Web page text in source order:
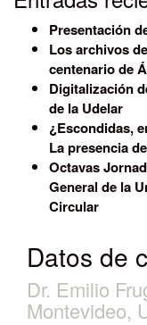
Presentación
Los archivos
centenario de
Digitalización
de la Udelar
¿Escondidas,
La presencia
Octavas
General de la
Circular
Datos de
Dr. Emilio
Montevideo,